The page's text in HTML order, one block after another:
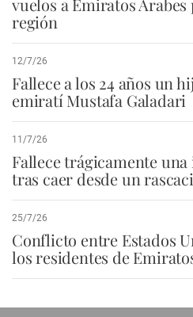
región
12/7/26
Fallece a los 24 años un
emiratí Mustafa Galadari
11/7/26
Fallece trágicamente
tras caer desde un
25/7/26
Conflicto entre Estados
los residentes de